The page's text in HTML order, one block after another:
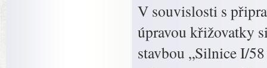
V souvislosti s
úpravou křižovatky
stavbou „Silnice I/